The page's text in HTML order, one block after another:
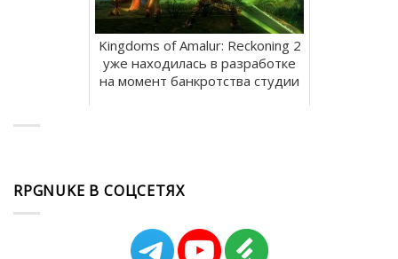
Kingdoms of Amalur: Reckoning 2
уже находилась в разработке
на момент банкротства студии
RPGNUKE В СОЦСЕТЯХ